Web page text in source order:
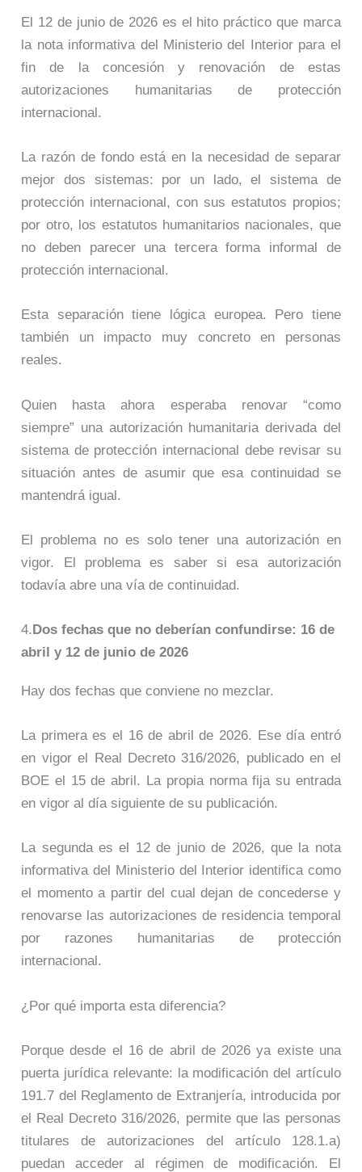
El 12 de junio de 2026 es el hito práctico que marca
la nota informativa del Ministerio del Interior para el
fin de la concesión y renovación de estas
autorizaciones humanitarias de protección
internacional.
La razón de fondo está en la necesidad de separar
mejor dos sistemas: por un lado, el sistema de
protección internacional, con sus estatutos propios;
por otro, los estatutos humanitarios nacionales, que
no deben parecer una tercera forma informal de
protección internacional.
Esta separación tiene lógica europea. Pero tiene
también un impacto muy concreto en personas
reales.
Quien hasta ahora esperaba renovar “como
siempre” una autorización humanitaria derivada del
sistema de protección internacional debe revisar su
situación antes de asumir que esa continuidad se
mantendrá igual.
El problema no es solo tener una autorización en
vigor. El problema es saber si esa autorización
todavía abre una vía de continuidad.
4.Dos fechas que no deberían confundirse: 16 de
abril y 12 de junio de 2026
Hay dos fechas que conviene no mezclar.
La primera es el 16 de abril de 2026. Ese día entró
en vigor el Real Decreto 316/2026, publicado en el
BOE el 15 de abril. La propia norma fija su entrada
en vigor al día siguiente de su publicación.
La segunda es el 12 de junio de 2026, que la nota
informativa del Ministerio del Interior identifica como
el momento a partir del cual dejan de concederse y
renovarse las autorizaciones de residencia temporal
por razones humanitarias de protección
internacional.
¿Por qué importa esta diferencia?
Porque desde el 16 de abril de 2026 ya existe una
puerta jurídica relevante: la modificación del artículo
191.7 del Reglamento de Extranjería, introducida por
el Real Decreto 316/2026, permite que las personas
titulares de autorizaciones del artículo 128.1.a)
puedan acceder al régimen de modificación. El